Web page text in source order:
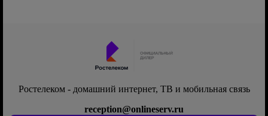
Ростелеком - домашний интернет, ТВ и мобильная связь
reception@onlineserv.ru